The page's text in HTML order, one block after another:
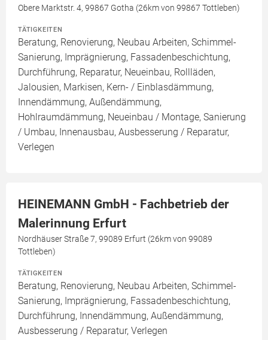
Obere Marktstr. 4, 99867 Gotha (26km von 99867 Tottleben)
TÄTIGKEITEN
Beratung, Renovierung, Neubau Arbeiten, Schimmel-
Sanierung, Imprägnierung, Fassadenbeschichtung,
Durchführung, Reparatur, Neueinbau, Rollläden,
Jalousien, Markisen, Kern- / Einblasdämmung,
Innendämmung, Außendämmung,
Hohlraumdämmung, Neueinbau / Montage, Sanierung
/ Umbau, Innenausbau, Ausbesserung / Reparatur,
Verlegen
HEINEMANN GmbH - Fachbetrieb der
Malerinnung Erfurt
Nordhäuser Straße 7, 99089 Erfurt (26km von 99089
Tottleben)
TÄTIGKEITEN
Beratung, Renovierung, Neubau Arbeiten, Schimmel-
Sanierung, Imprägnierung, Fassadenbeschichtung,
Durchführung, Innendämmung, Außendämmung,
Ausbesserung / Reparatur, Verlegen